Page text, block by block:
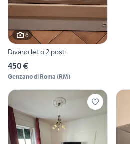
6
Divano letto 2 posti
450 €
Genzano di Roma (RM)